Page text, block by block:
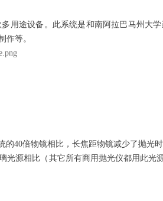
途设备。此系统是和南阿拉巴马州大
作等。
的40倍物镜相比，长焦距物镜减少了抛光
光源相比（其它所有商用抛光仪都用此光